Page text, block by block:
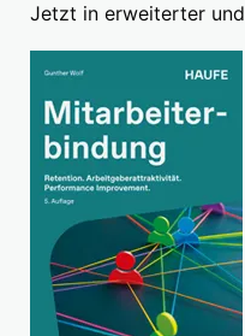
Jetzt in erweiterter